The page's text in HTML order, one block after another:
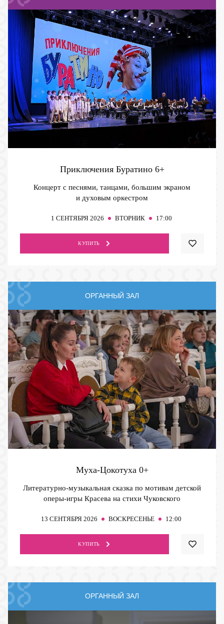
Приключения Буратино 6+
Концерт с песнями, танцами, большим экраном
и духовым оркестром
1 СЕНТЯБРЯ 2026 ВТОРНИК 17:00
КУПИТЬ
ОРГАННЫЙ ЗАЛ
Муха-Цокотуха 0+
Литературно-музыкальная сказка по мотивам детской
оперы-игры Красева на стихи Чуковского
13 СЕНТЯБРЯ 2026 ВОСКРЕСЕНЬЕ 12:00
КУПИТЬ
ОРГАННЫЙ ЗАЛ